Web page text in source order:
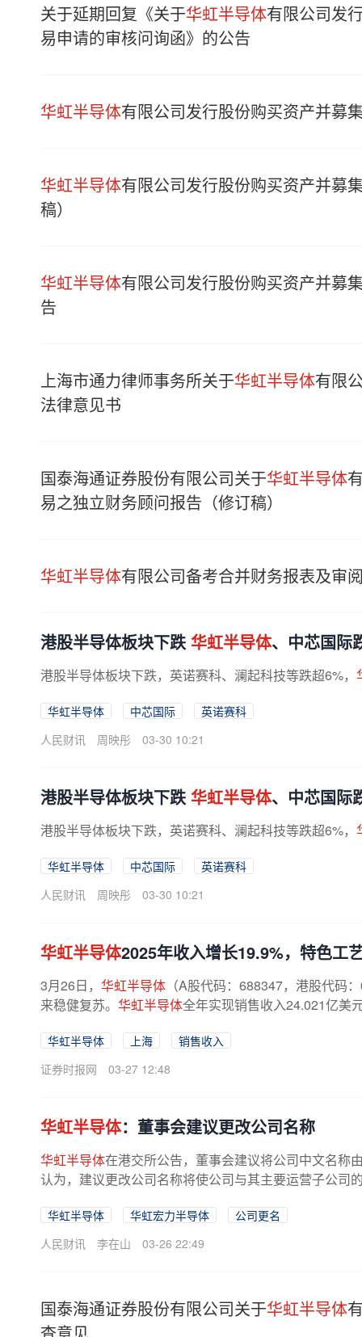
关于延期回复《关于华虹半导体有限公司发
易申请的审核问询函》的公告
华虹半导体有限公司发行股份购买资产并募
华虹半导体有限公司发行股份购买资产并募
稿）
华虹半导体有限公司发行股份购买资产并募
告
上海市通力律师事务所关于华虹半导体有限
法律意见书
国泰海通证券股份有限公司关于华虹半导体
易之独立财务顾问报告（修订稿）
华虹半导体有限公司备考合并财务报表及审
港股半导体板块下跌华虹半导体、中芯国际
港股半导体板块下跌，英诺赛科、澜起科技等跌超6%，
华虹半导体 中芯国际
英诺赛科
人民财讯
周映彤 03-30 10:21
港股半导体板块下跌华虹半导体、中芯国际
港股半导体板块下跌，英诺赛科、澜起科技等跌超6%，
华虹半导体 中芯国际
英诺赛科
人民财讯
周映彤 03-30 10:21
华虹半导体2025年收入增长19.9%，特色工
3月26日， 华虹半导体 （A股代码：688347，港股代码
来稳健复苏。 华虹半导体全年实现销售收入24.021亿美
华虹半导体 上海
销售收入
证券时报网
03-27 12:48
华虹半导体：董事会建议更改公司名称
华虹半导体在港交所公告，董事会建议将公司中文名称
认为，建议更改公司名称将使公司与其主要运营子公司
华虹半导体 华虹宏力半导体
公司更名
人民财讯
李在山 03-26 22:49
国泰海通证券股份有限公司关于华虹半导体